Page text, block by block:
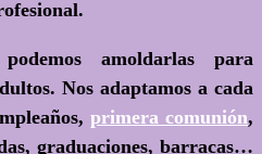
amoldarlas para
Nos adaptamos a cada
primera comunión,
graduaciones, barracas…